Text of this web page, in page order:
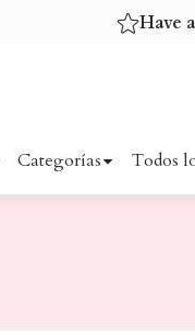
Categorías Todos